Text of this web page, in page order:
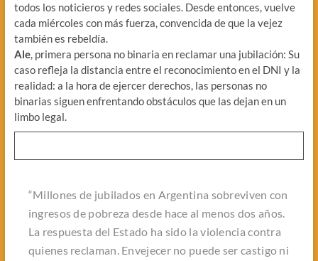
todos los noticieros y redes sociales. Desde entonces, vuelve
cada miércoles con más fuerza, convencida de que la vejez
también es rebeldía.
Ale, primera persona no binaria en reclamar una jubilación: Su
caso refleja la distancia entre el reconocimiento en el DNI y la
realidad: a la hora de ejercer derechos, las personas no
binarias siguen enfrentando obstáculos que las dejan en un
limbo legal.
“Millones de jubilados en Argentina sobreviven con
ingresos de pobreza desde hace al menos dos años.
La respuesta del Estado ha sido la violencia contra
quienes reclaman. Envejecer no puede ser castigo ni